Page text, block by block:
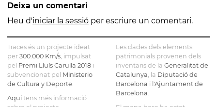
FARJAS
C.E.L.O.
DE LA
Deixa un comentari
Heu d'iniciar la sessió per escriure un comentari.
Traces és un projecte ideat
per 300.000 Km/s , impulsat
pel Premi Lluís Carulla 2018 i
subvencionat pel Ministerio
de Cultura y Deporte
Aquítens més informació
Les dades dels elements
patrimonials provenen dels
inventaris de la Generalitat de
Catalunya , la Diputació de
Barcelona i l'Ajuntament de
Barcelona